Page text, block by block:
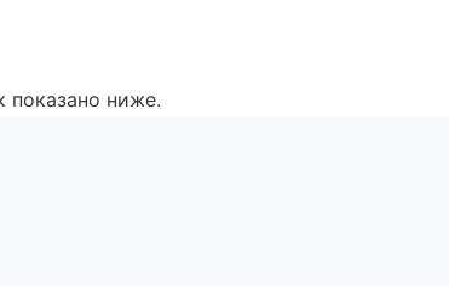
показано ниже.